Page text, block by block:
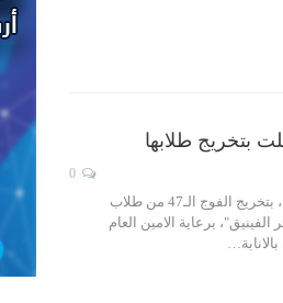
بتخريج طلابها
احتفلت "ثانوية راهبات الوردية" في بلاط - جبيل، على مسرحها، بتخريج الفوج الـ47 من طلاب
- 2023، حمل شعار "طائر الفينيق"، برعاية الامين العام